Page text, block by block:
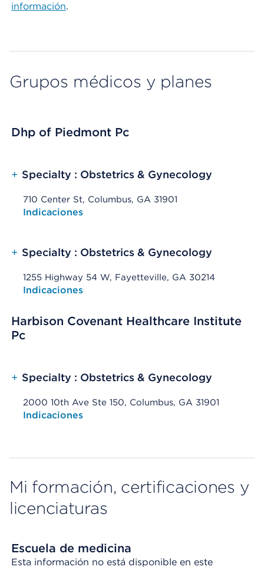
información.
Grupos médicos y planes
Dhp of Piedmont Pc
+ Specialty : Obstetrics & Gynecology
710 Center St, Columbus, GA 31901
Opens native map application on mobile devices
Indicaciones
+ Specialty : Obstetrics & Gynecology
1255 Highway 54 W, Fayetteville, GA 30214
Opens native map application on mobile devices
Indicaciones
Harbison Covenant Healthcare Institute
Pc
+ Specialty : Obstetrics & Gynecology
2000 10th Ave Ste 150, Columbus, GA 31901
Opens native map application on mobile devices
Indicaciones
Mi formación, certificaciones y
licenciaturas
Escuela de medicina
Esta información no está disponible en este